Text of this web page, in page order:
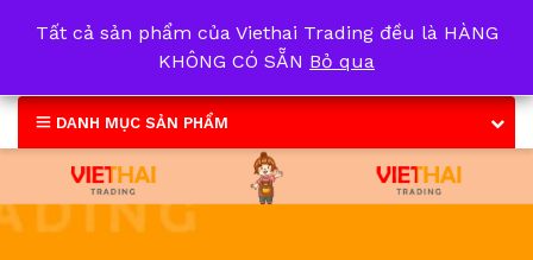
DANH MỤC SẢN PHẨM
Tất cả sản phẩm của Viethai Trading đều là HÀNG
KHÔNG CÓ SẴN Bỏ qua